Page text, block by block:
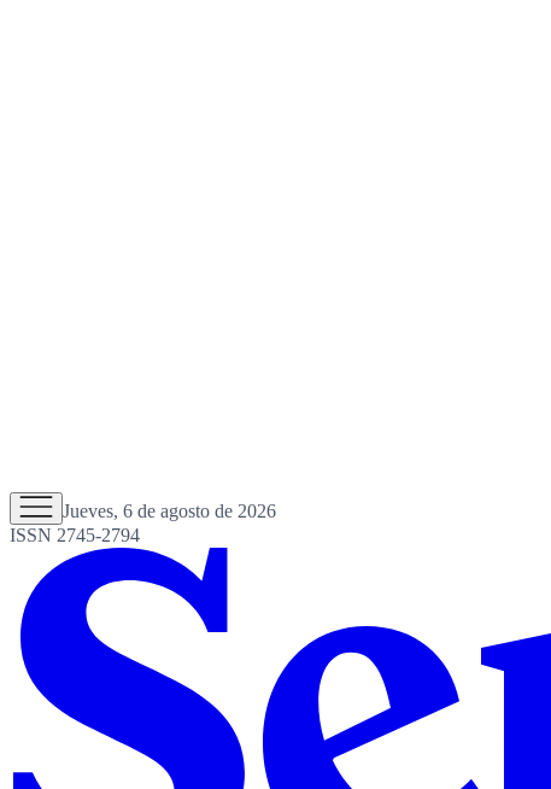
Jueves, 6 de agosto de 2026
ISSN 2745-2794